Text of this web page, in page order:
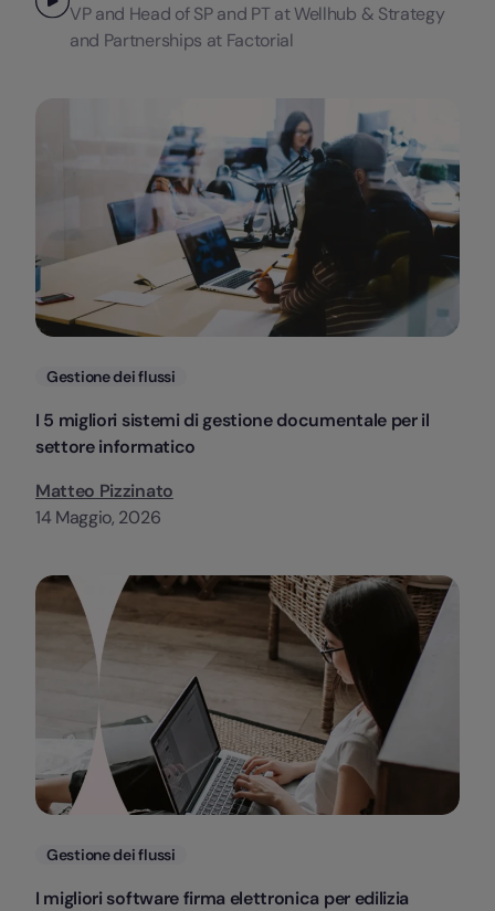
VP and Head of SP and PT at Wellhub & Strategy
and Partnerships at Factorial
Categorie
Gestione dei flussi
I 5 migliori sistemi di gestione documentale per il
settore informatico
Matteo Pizzinato
14 Maggio, 2026
Categorie
Gestione dei flussi
I migliori software firma elettronica per edilizia